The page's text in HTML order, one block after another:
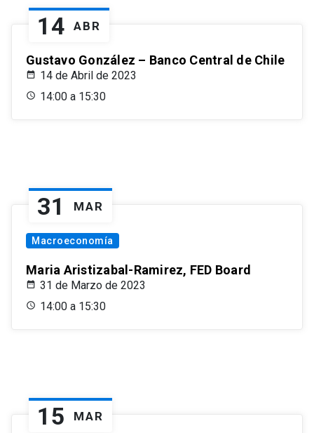
14 ABR
Gustavo González – Banco Central de Chile
14 de Abril de 2023
14:00 a 15:30
31 MAR
Macroeconomía
Maria Aristizabal-Ramirez, FED Board
31 de Marzo de 2023
14:00 a 15:30
15 MAR